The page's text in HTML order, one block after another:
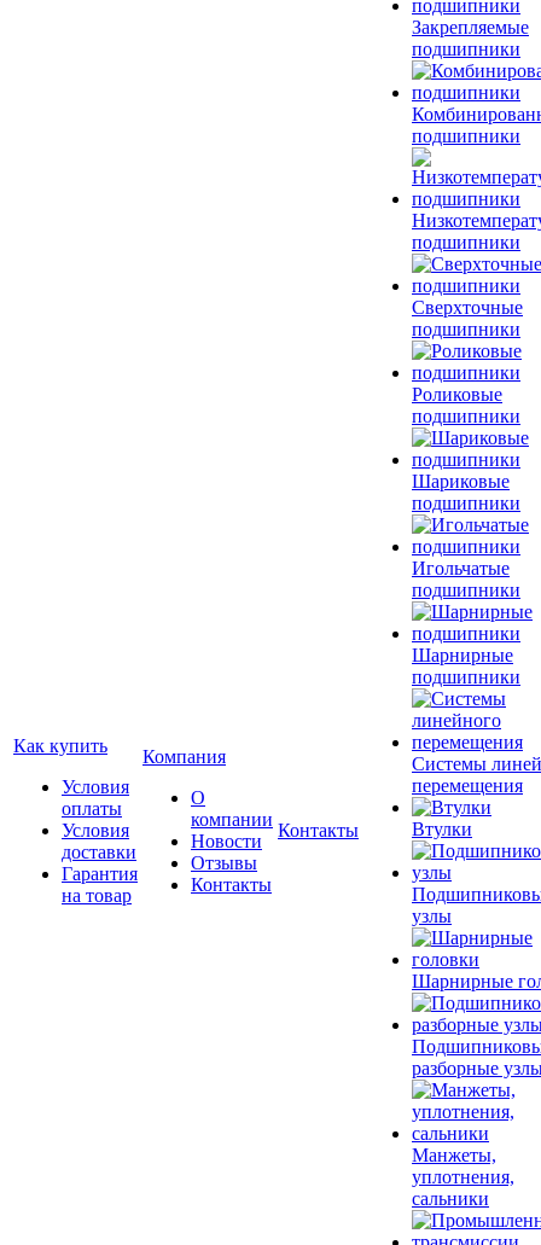
Как купить
Условия
оплаты
Условия
доставки
Гарантия
на товар
Компания
О
компании
Новости
Отзывы
Контакты
Контакты
Закрепляемые
подшипники
подшипники
подшипники
Сверхточные
подшипники
Роликовые
подшипники
Шариковые
подшипники
Игольчатые
подшипники
Шарнирные
подшипники
Системы
перемещения
Втулки
узлы
Шарнирные
разборные
Манжеты,
уплотнения,
сальники